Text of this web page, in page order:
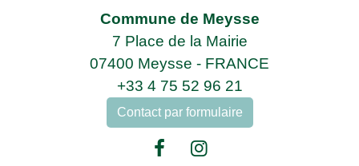
Commune de Meysse
7 Place de la Mairie
07400 Meysse - FRANCE
+33 4 75 52 96 21
Contact par formulaire